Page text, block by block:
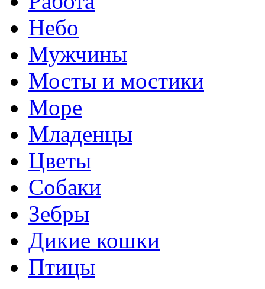
Небо
Мужчины
Мосты и мостики
Море
Младенцы
Цветы
Собаки
Зебры
Дикие кошки
Птицы